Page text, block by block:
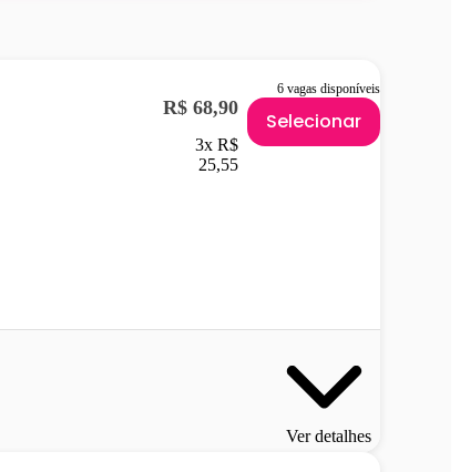
6 vagas disponíveis
R$ 68,90
3x R$
25,55
Selecionar
Ver detalhes